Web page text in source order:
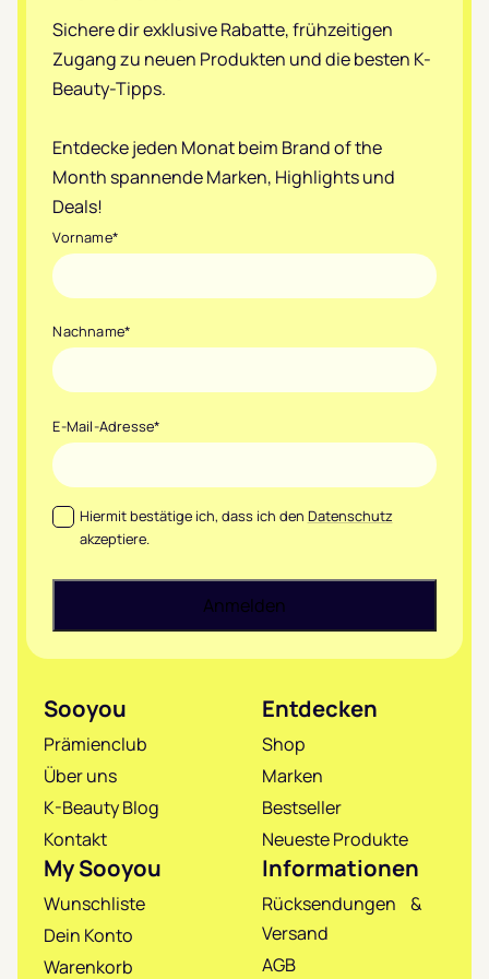
Sichere dir exklusive Rabatte, frühzeitigen
Zugang zu neuen Produkten und die besten K-
Beauty-Tipps.
Entdecke jeden Monat beim Brand of the
Month spannende Marken, Highlights und
Deals!
Vorname*
Nachname*
E-Mail-Adresse*
Datenschutz*
Hiermit bestätige ich, dass ich den Datenschutz
akzeptiere.
Sooyou
Prämienclub
Über uns
K-Beauty Blog
Kontakt
Entdecken
Shop
Marken
Bestseller
Neueste Produkte
My Sooyou
Wunschliste
Dein Konto
Warenkorb
Informationen
Rücksendungen &
Versand
AGB